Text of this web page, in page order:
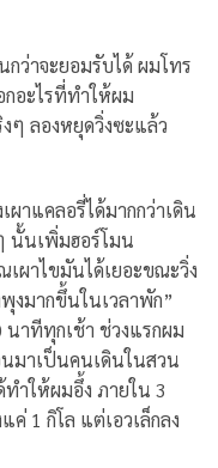
ว่าจะยอมรับได้ ผมโทร
อะไรที่ทำให้ผม
ๆ ลองหยุดวิ่งซะแล้ว
ผาแคลอรี่ได้มากกว่าเดิน
นั้นเพิ่มฮอร์โมน
ผาไขมันได้เยอะขณะวิ่ง
งมากขึ้นในเวลาพัก”
นาทีทุกเช้า ช่วงแรกผม
มาเป็นคนเดินในสวน
ำให้ผมอึ้ง ภายใน 3
1 กิโล แต่เอวเล็กลง